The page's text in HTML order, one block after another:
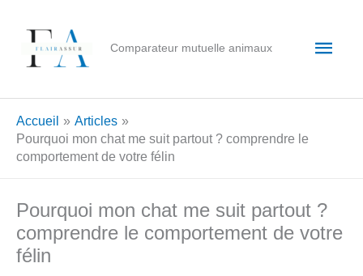
contenu
Comparateur mutuelle animaux
Accueil
Articles
Pourquoi mon chat me suit partout ? comprendre le
comportement de votre félin
Pourquoi mon chat me suit partout ?
comprendre le comportement de votre
félin